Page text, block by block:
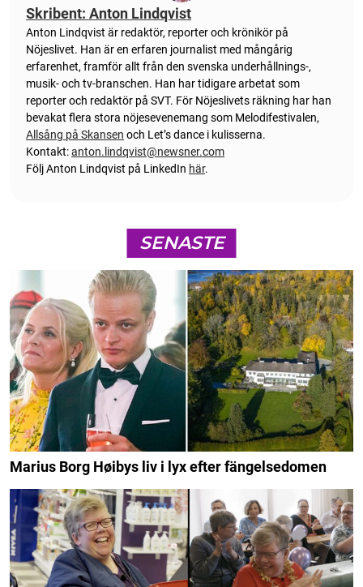
Skribent: Anton Lindqvist
Anton Lindqvist är redaktör, reporter och krönikör på
Nöjeslivet. Han är en erfaren journalist med mångårig
erfarenhet, framför allt från den svenska underhållnings-,
musik- och tv-branschen. Han har tidigare arbetat som
reporter och redaktör på SVT. För Nöjeslivets räkning har han
bevakat flera stora nöjesevenemang som Melodifestivalen,
Allsång på Skansen och Let’s dance i kulisserna.
Kontakt:anton.lindqvist@newsner.com
Följ Anton Lindqvist på LinkedIn här.
SENASTE
Marius Borg Høibys liv i lyx efter fängelsedomen